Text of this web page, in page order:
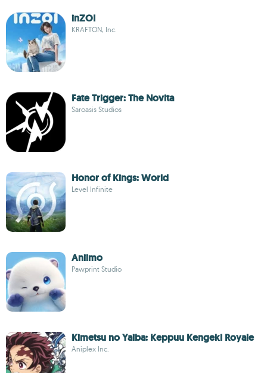
inZOI
KRAFTON, Inc.
Fate Trigger: The Novita
Saroasis Studios
Honor of Kings: World
Level Infinite
Aniimo
Pawprint Studio
Kimetsu no Yaiba: Keppuu Kengeki Royale
Aniplex Inc.